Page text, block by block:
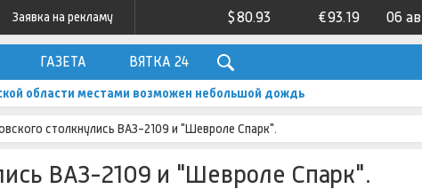
Заявка на рекламу $80.93 €93.19 06
ГАЗЕТА ВЯТКА 24
области местами возможен небольшой дождь
столкнулись ВАЗ-2109 и "Шевроле Спарк".
ВАЗ-2109 и "Шевроле Спарк".